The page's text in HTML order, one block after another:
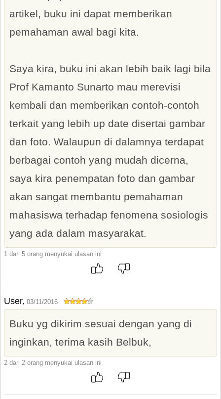
artikel, buku ini dapat memberikan
pemahaman awal bagi kita.
Saya kira, buku ini akan lebih baik lagi bila
Prof Kamanto Sunarto mau merevisi
kembali dan memberikan contoh-contoh
terkait yang lebih up date disertai gambar
dan foto. Walaupun di dalamnya terdapat
berbagai contoh yang mudah dicerna,
saya kira penempatan foto dan gambar
akan sangat membantu pemahaman
mahasiswa terhadap fenomena sosiologis
yang ada dalam masyarakat.
1 dari 5 orang menyukai ulasan ini
User, 03/11/2016
Buku yg dikirim sesuai dengan yang di
inginkan, terima kasih Belbuk,
2 dari 2 orang menyukai ulasan ini